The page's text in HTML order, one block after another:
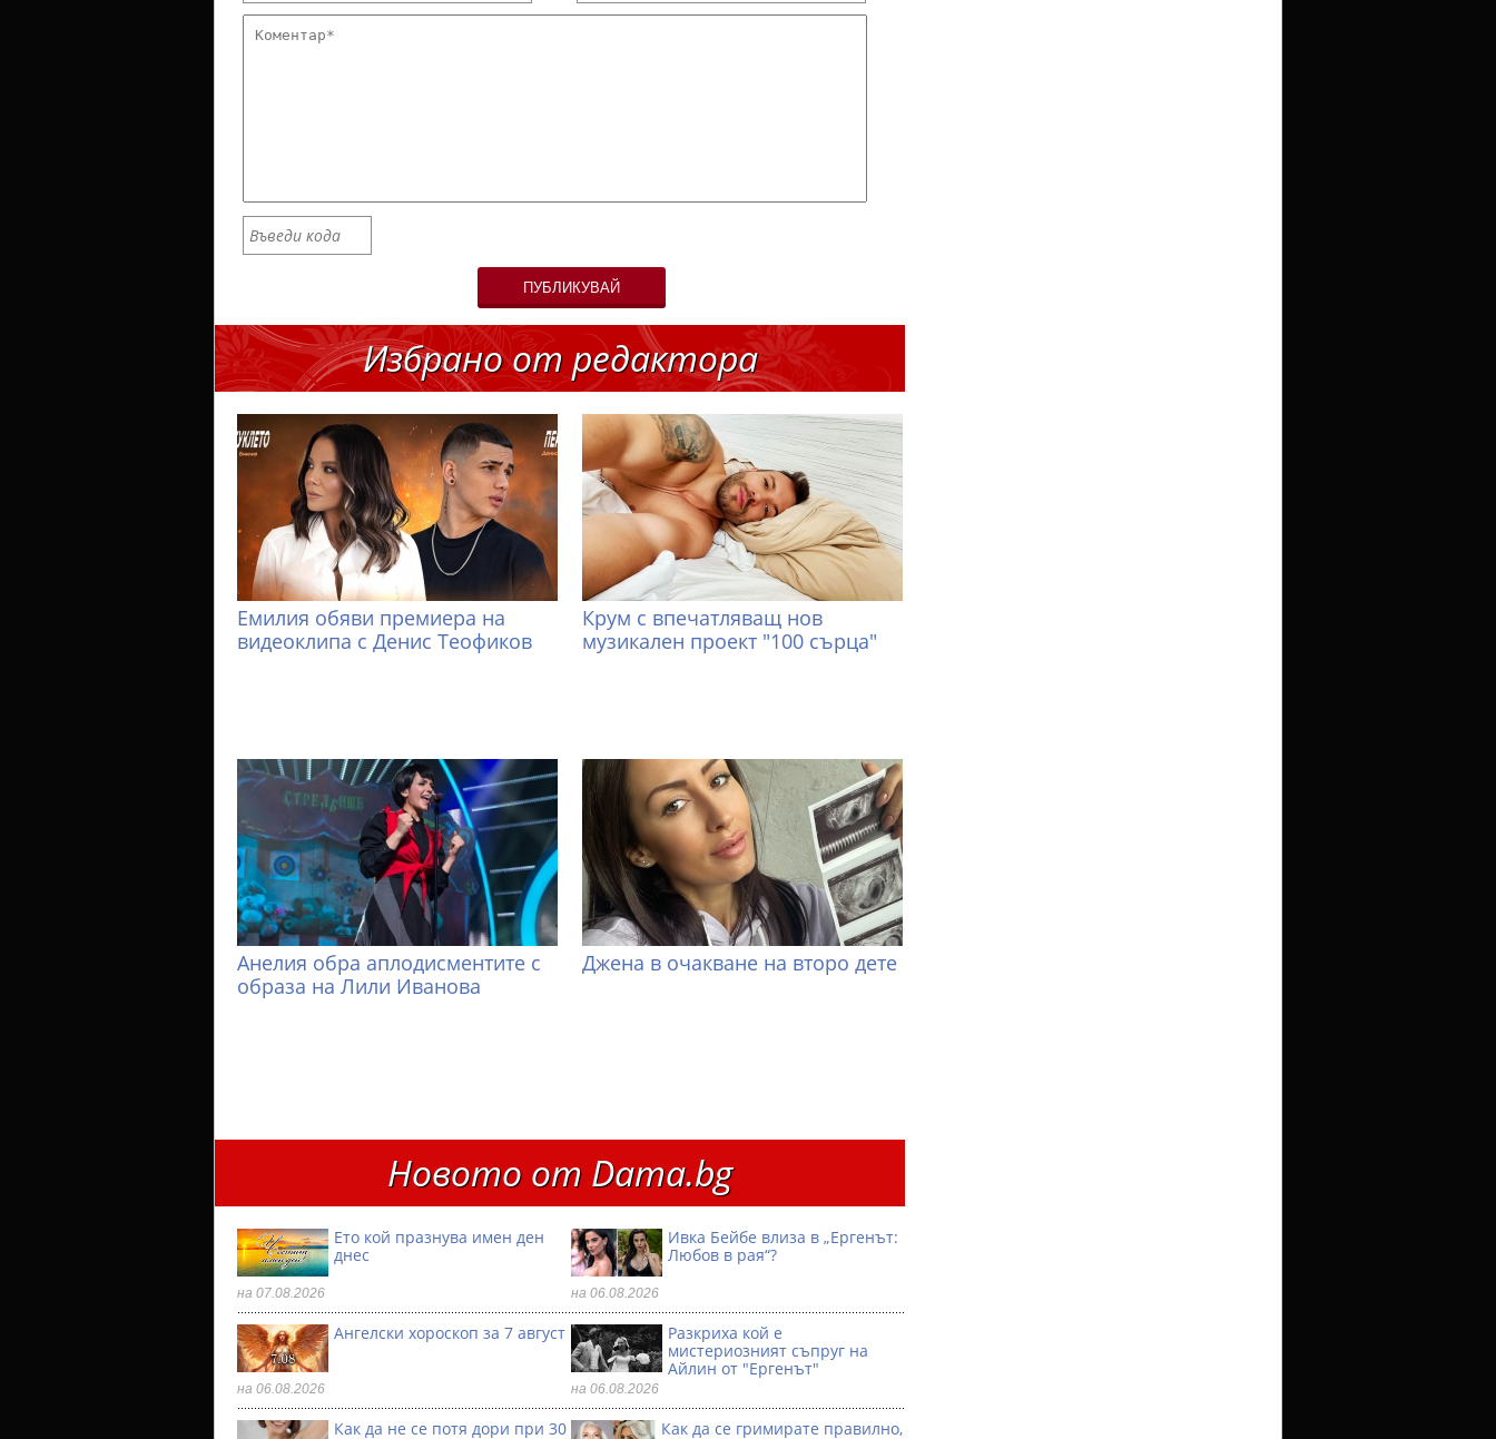
ПУБЛИКУВАЙ
Избрано от редактора
Емилия обяви премиера на
видеоклипа с Денис Теофиков
Крум с впечатляващ нов
музикален проект "100 сърца"
Анелия обра аплодисментите с
образа на Лили Иванова
Джена в очакване на второ дете
Новото от Dama.bg
Ето кой празнува имен ден
днес
на 07.08.2026
Ивка Бейбе влиза в „Ергенът:
Любов в рая“?
на 06.08.2026
Ангелски хороскоп за 7 август
на 06.08.2026
Разкриха кой е
мистериозният съпруг на
Айлин от "Ергенът"
на 06.08.2026
Как да не се потя дори при 30
Как да се гримирате правилно,